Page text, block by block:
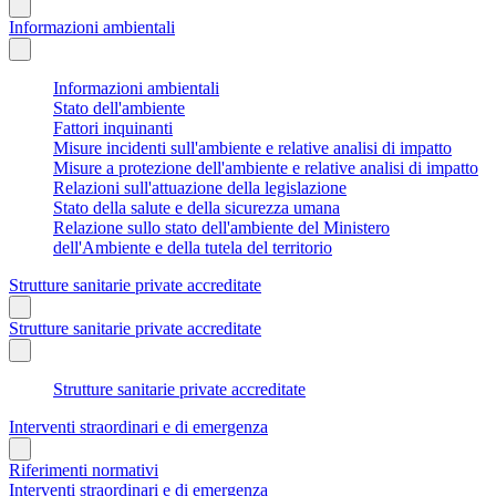
Informazioni ambientali
Informazioni ambientali
Stato dell'ambiente
Fattori inquinanti
Misure incidenti sull'ambiente e relative analisi di impatto
Misure a protezione dell'ambiente e relative analisi di impatto
Relazioni sull'attuazione della legislazione
Stato della salute e della sicurezza umana
Relazione sullo stato dell'ambiente del Ministero
dell'Ambiente e della tutela del territorio
Strutture sanitarie private accreditate
Strutture sanitarie private accreditate
Strutture sanitarie private accreditate
Interventi straordinari e di emergenza
Riferimenti normativi
Interventi straordinari e di emergenza